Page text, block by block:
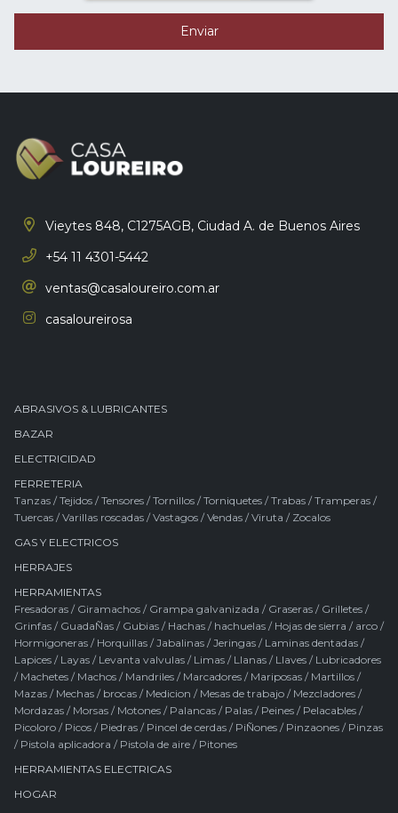
Enviar
Vieytes 848, C1275AGB, Ciudad A. de Buenos Aires
+54 11 4301-5442
ventas@casaloureiro.com.ar
casaloureirosa
ABRASIVOS & LUBRICANTES
BAZAR
ELECTRICIDAD
FERRETERIA
Tanzas /Tejidos /Tensores /Tornillos /Torniquetes /Trabas /Tramperas /
Tuercas /Varillas roscadas /Vastagos /Vendas /Viruta / Zocalos
GAS Y ELECTRICOS
HERRAJES
HERRAMIENTAS
Fresadoras / Giramachos / Grampa galvanizada / Graseras / Grilletes /
Grinfas / GuadaÑas / Gubias / Hachas / hachuelas / Hojas de sierra / arco /
Hormigoneras / Horquillas /Jabalinas /Jeringas / Laminas dentadas /
Lapices / Layas / Levanta valvulas / Limas / Llanas / Llaves / Lubricadores
/ Machetes / Machos / Mandriles / Marcadores / Mariposas / Martillos /
Mazas / Mechas / brocas / Medicion / Mesas de trabajo / Mezcladores /
Mordazas / Morsas / Motones / Palancas / Palas / Peines / Pelacables /
Picoloro / Picos / Piedras / Pincel de cerdas / PiÑones / Pinzaones / Pinzas
/ Pistola aplicadora / Pistola de aire / Pitones
HERRAMIENTAS ELECTRICAS
HOGAR